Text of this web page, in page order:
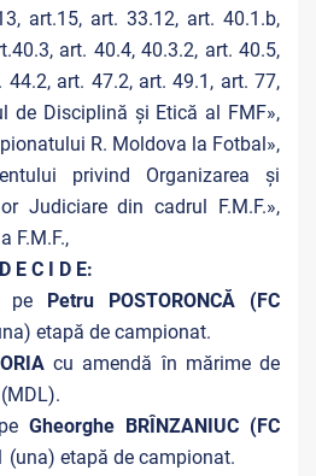
art.15, art. 33.12, art. 40.1.b,
art. 40.4, 40.3.2, art. 40.5,
44.2, art. 47.2, art. 49.1, art. 77,
de Disciplină și Etică al FMF»,
R. Moldova la Fotbal»,
privind Organizarea și
Judiciare din cadrul F.M.F.»,
F.M.F.,
D E C I D E:
pe Petru POSTORONCĂ (FC
etapă de campionat.
cu amendă în mărime de
Gheorghe BRÎNZANIUC (FC
(una) etapă de campionat.